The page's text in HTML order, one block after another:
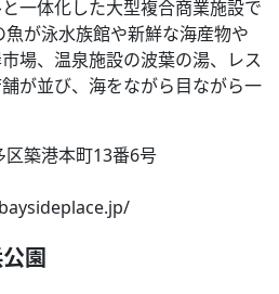
一体化した大型複合商業施設で
が泳水族館や新鮮な海産物や
場、温泉施設の波葉の湯、レス
が並び、海をながら目ながら一
築港本町13番6号
園